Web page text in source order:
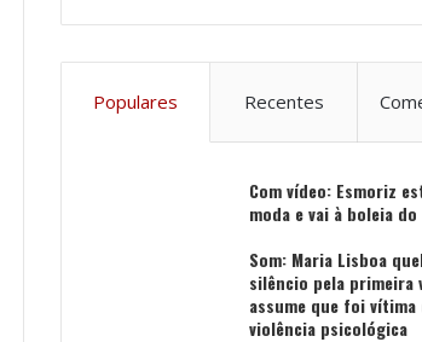
Populares Recentes
Com vídeo: Esmoriz
moda e vai à boleia
Som: Maria Lisboa
silêncio pela primeira
assume que foi vítima
violência psicológica